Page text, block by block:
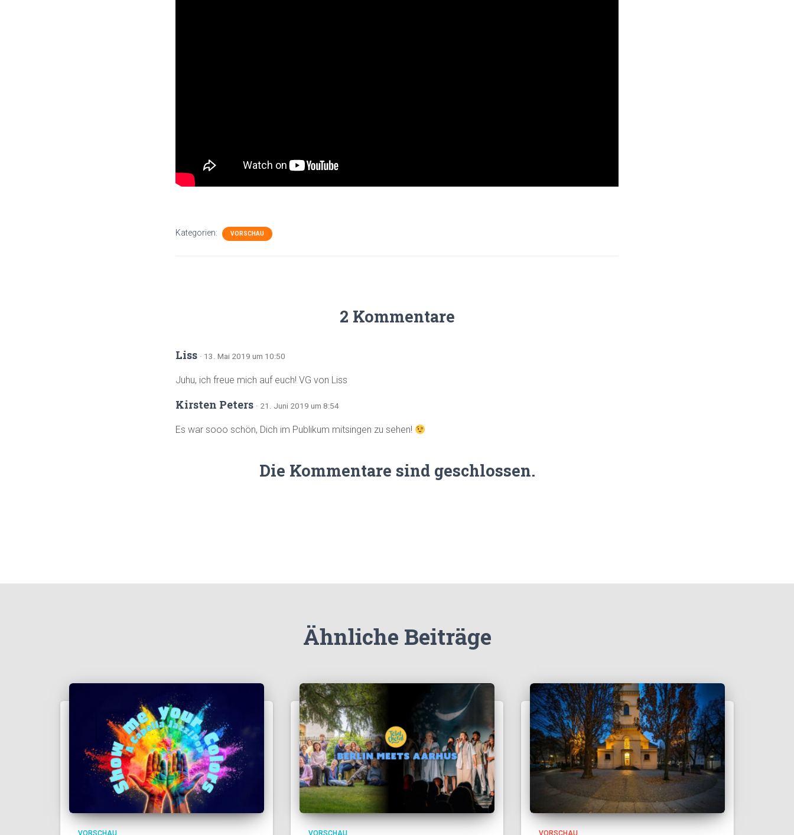
Kategorien: VORSCHAU
2 Kommentare
Liss · 13. Mai 2019 um 10:50
Juhu, ich freue mich auf euch! VG von Liss
Kirsten Peters · 21. Juni 2019 um 8:54
Es war sooo schön, Dich im Publikum mitsingen zu sehen!
Die Kommentare sind geschlossen.
Ähnliche Beiträge
VORSCHAU VORSCHAU VORSCHAU